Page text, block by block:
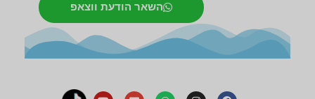
השאר הודעת ווצאפ